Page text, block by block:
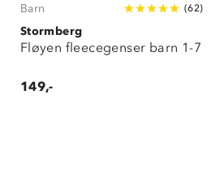
Barn (62)
Stormberg
Fløyen fleecegenser barn 1-7
149,-